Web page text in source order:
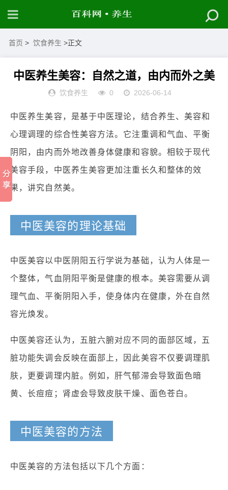
首页 > 饮食养生 >正文
中医养生美容：自然之道，由内而外之美
饮食养生 0 2026-06-14
中医养生美容，是基于中医理论，结合养生、美容和
心理调理的综合性美容方法。它注重调和气血、平衡
阴阳，由内而外地改善身体健康和容貌。相较于现代
美容手段，中医养生美容更加注重长久和整体的效
果，讲究自然美。
中医美容的理论基础
中医美容以中医阴阳五行学说为基础，认为人体是一
个整体，气血阴阳平衡是健康的根本。美容需要从调
理气血、平衡阴阳入手，使身体内在健康，外在自然
容光焕发。
中医美容还认为，五脏六腑对应不同的面部区域，五
脏功能失调会反映在面部上，因此美容不仅要调理肌
肤，更要调理内脏。例如，肝气郁滞会导致面色暗
黄、长痘痘；肾虚会导致皮肤干燥、面色苍白。
中医美容的方法
中医美容的方法包括以下几个方面：